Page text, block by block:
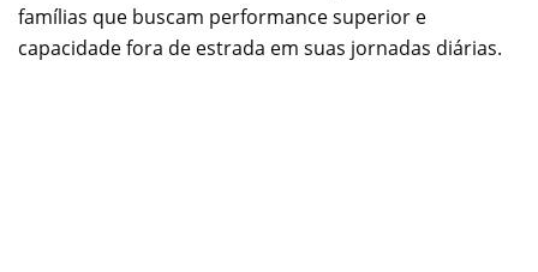
famílias que buscam performance superior e
capacidade fora de estrada em suas jornadas diárias.